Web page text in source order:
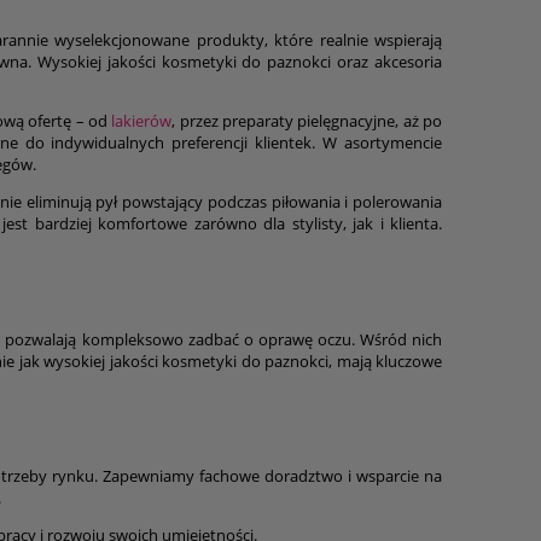
wyselekcjonowane produkty, które realnie wspierają
Wysokiej jakości kosmetyki do paznokci oraz akcesoria
ofertę – od lakierów, przez preparaty pielęgnacyjne, aż po
do indywidualnych preferencji klientek. W asortymencie
eliminują pył powstający podczas piłowania i polerowania
bardziej komfortowe zarówno dla stylisty, jak i klienta.
kompleksowo zadbać o oprawę oczu. Wśród nich
jak wysokiej jakości kosmetyki do paznokci, mają kluczowe
rynku. Zapewniamy fachowe doradztwo i wsparcie na
i rozwoju swoich umiejętności.